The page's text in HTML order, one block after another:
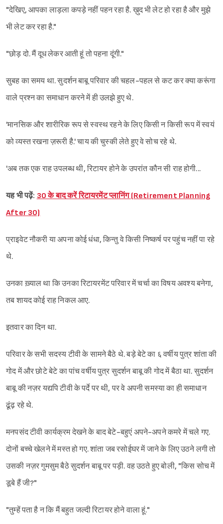
"देखिए, आपका लाड़ला कपड़े नहीं पहन रहा है. ख़ुद भी लेट हो रहा है और मुझे
भी लेट कर रहा है."
"छोड़ दो. मैं दूध लेकर आती हूं तो पहना दूंगी."
सुबह का समय था. सुदर्शन बाबू परिवार की चहल-पहल से कट कर क्या करूंगा
वाले प्रश्न का समाधान करने में ही उलझे हुए थे.
'मानसिक और शारीरिक रूप से स्वस्थ रहने के लिए किसी न किसी रूप में स्वयं
को व्यस्त रखना ज़रूरी है.' चाय की चुस्की लेते हुए वे सोच रहे थे.
'अब तक एक राह उपलब्ध थी, रिटायर होने के उपरांत कौन सी राह होगी...
यह भी पढ़ें: 30 के बाद करें रिटायरमेंट प्लानिंग (Retirement Planning
After 30)
प्राइवेट नौकरी या अपना कोई धंधा, किन्तु वे किसी निष्कर्ष पर पहुंच नहीं पा रहे
थे.
उनका ख़्याल था कि उनका रिटायरमेंट परिवार में चर्चा का विषय अवश्य बनेगा,
तब शायद कोई राह निकल आए.
इतवार का दिन था.
परिवार के सभी सदस्य टीवी के सामने बैठे थे. बड़े बेटे का ६ वर्षीय पुत्र शांता की
गोद में और छोटे बेटे का पांच वर्षीय पुत्र सुदर्शन बाबू की गोद में बैठा था. सुदर्शन
बाबू की नज़र यद्यपि टीवी के पर्दे पर थी, पर वे अपनी समस्या का ही समाधान
ढूंढ़ रहे थे.
मनपसंद टीवी कार्यक्रम देखने के बाद बेटे-बहुएं अपने-अपने कमरे में चले गए.
दोनों बच्चे खेलने में मस्त हो गए. शांता जब रसोईघर में जाने के लिए उठने लगी तो
उसकी नज़र गुमसुम बैठे सुदर्शन बाबू पर पड़ी. वह उठते हुए बोली, "किस सोच में
डूबे हैं जी?"
"तुम्हें पता है न कि मैं बहुत जल्दी रिटायर होने वाला हूं."